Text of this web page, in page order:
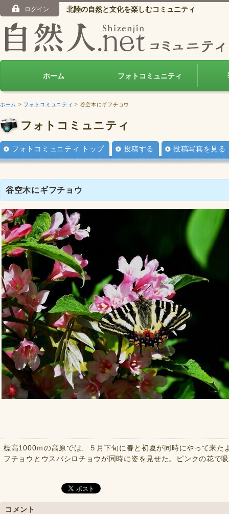
ログイン 北陸の自然と文化を楽しむコミュニティ
ホーム フォトコミュニティ
ホーム > フォトコミュニティ > 谷空木にギフチョウ
フォトコミュニティ
フォトコミュニティ トップ 投稿する 投稿写真を見る
谷空木にギフチョウ
標高1000ｍの高原では、５月下旬に春と初夏が同時にやって来
フチョウとウスバシロチョウが同時に姿を見せた。ピンクの花で
コメント